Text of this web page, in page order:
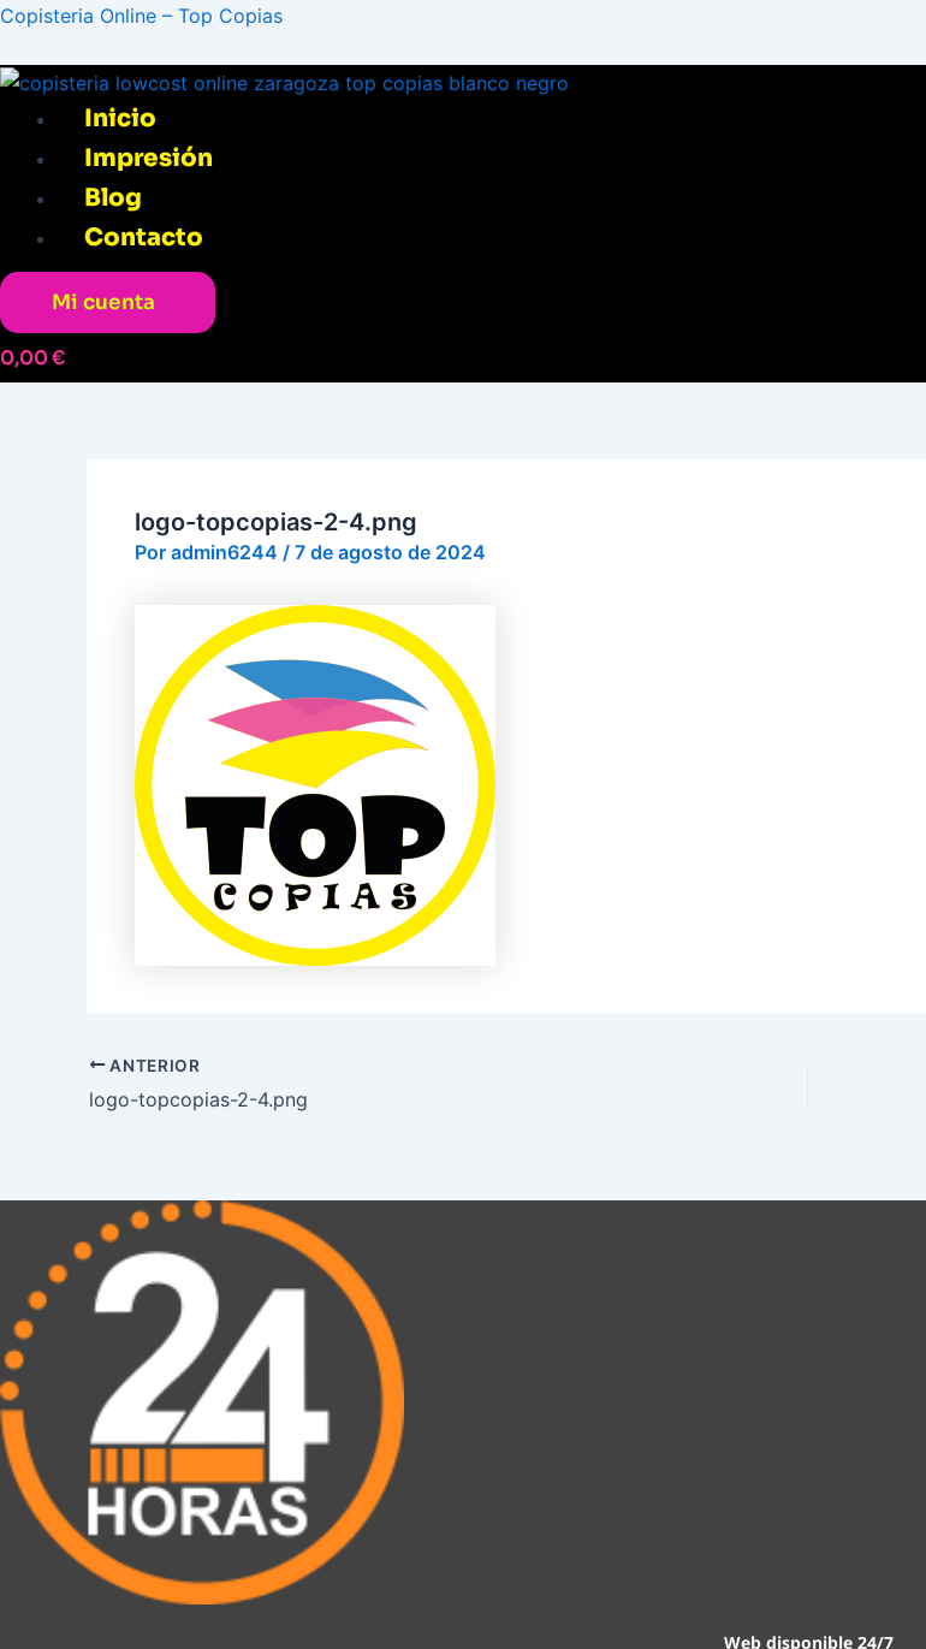
Ir
contenido
Copisteria Online – Top Copias
Menú
Inicio
Impresión
Blog
Contacto
Mi cuenta
0,00€
logo-topcopias-2-4.png
Por admin6244 / 7 de agosto de 2024
Navegación
entradas
ANTERIOR
logo-topcopias-2-4.png
Web disponible 24/7